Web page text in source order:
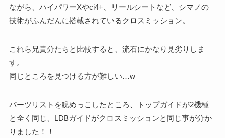
ながら、ハイパワーXやci4+、リールシートなど、シマノの
技術がふんだんに搭載されているクロスミッション。
これら兄貴分たちと比較すると、流石にかなり見劣りしま
す。
同じところを見つける方が難しい…w
パーツリストを睨めっこしたところ、トップガイドが2機種
と全く同じ、LDBガイドがクロスミッションと同じ事が分か
りました！！